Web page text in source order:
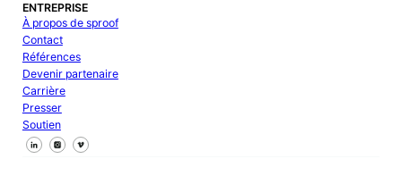
ENTREPRISE
À propos de sproof
Contact
Références
Devenir partenaire
Carrière
Presser
Soutien
Suivez-nous sur Facebook
Suivez-nous sur X
Suivez-nous sur LinkedIn